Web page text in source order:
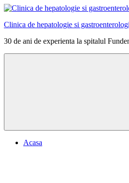
Skip
content
Clinica de hepatologie si
30 de ani de experienta la spitalul
Acasa